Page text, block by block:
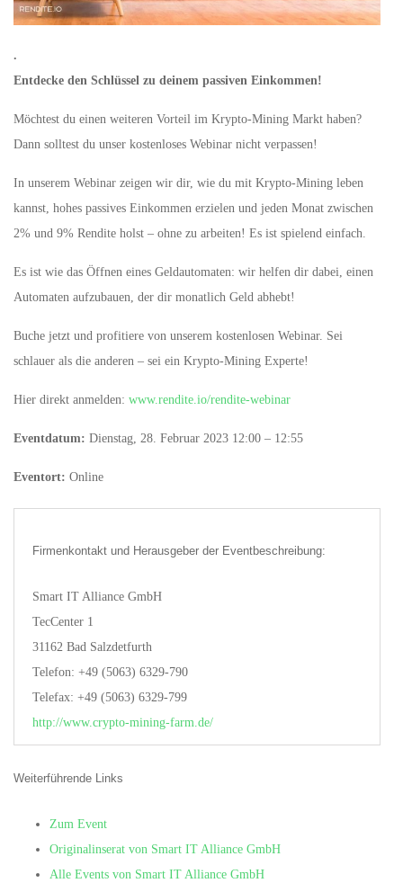
.
Entdecke den Schlüssel zu deinem passiven Einkommen!
Möchtest du einen weiteren Vorteil im Krypto-Mining Markt haben?
Dann solltest du unser kostenloses Webinar nicht verpassen!
In unserem Webinar zeigen wir dir, wie du mit Krypto-Mining leben
kannst, hohes passives Einkommen erzielen und jeden Monat zwischen
2% und 9% Rendite holst – ohne zu arbeiten! Es ist spielend einfach.
Es ist wie das Öffnen eines Geldautomaten: wir helfen dir dabei, einen
Automaten aufzubauen, der dir monatlich Geld abhebt!
Buche jetzt und profitiere von unserem kostenlosen Webinar. Sei
schlauer als die anderen – sei ein Krypto-Mining Experte!
Hier direkt anmelden: www.rendite.io/rendite-webinar
Eventdatum: Dienstag, 28. Februar 2023 12:00 – 12:55
Eventort: Online
Firmenkontakt und Herausgeber der Eventbeschreibung:
Smart IT Alliance GmbH
TecCenter 1
31162 Bad Salzdetfurth
Telefon: +49 (5063) 6329-790
Telefax: +49 (5063) 6329-799
http://www.crypto-mining-farm.de/
Weiterführende Links
Zum Event
Originalinserat von Smart IT Alliance GmbH
Alle Events von Smart IT Alliance GmbH